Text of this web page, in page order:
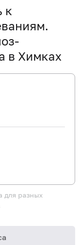
к
в Химках
для разных